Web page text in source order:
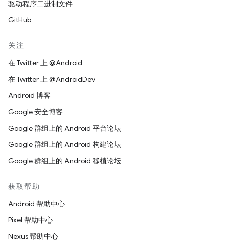
驱动程序二进制文件
GitHub
关注
在 Twitter 上 @Android
在 Twitter 上 @AndroidDev
Android 博客
Google 安全博客
Google 群组上的 Android 平台论坛
Google 群组上的 Android 构建论坛
Google 群组上的 Android 移植论坛
获取帮助
Android 帮助中心
Pixel 帮助中心
Nexus 帮助中心